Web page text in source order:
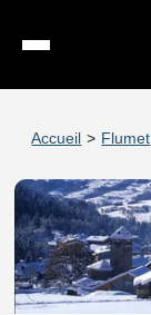
Accueil > Flumet